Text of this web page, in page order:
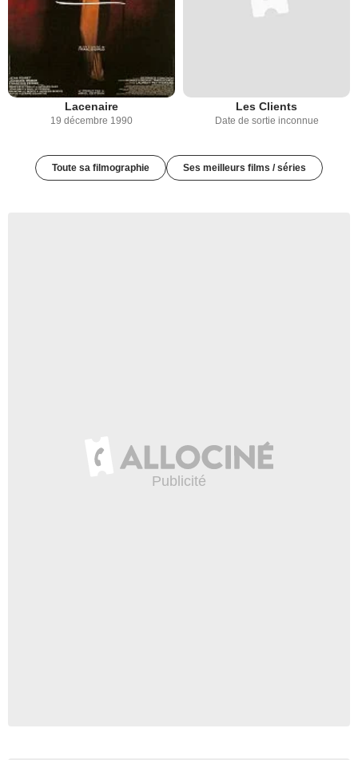
Lacenaire
19 décembre 1990
Les Clients
Date de sortie inconnue
Toute sa filmographie Ses meilleurs films / séries